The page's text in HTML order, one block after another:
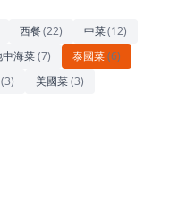
西餐(22) 中菜(12)
中海菜(7) 泰國菜(6)
(3) 美國菜(3)